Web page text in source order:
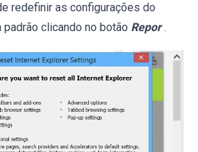
redefinir as configurações do
padrão clicando no botão Repor .